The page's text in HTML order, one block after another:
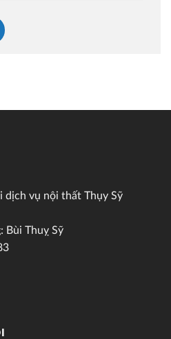
dịch vụ nội thất Thụy Sỹ
Bùi Thuỵ Sỹ